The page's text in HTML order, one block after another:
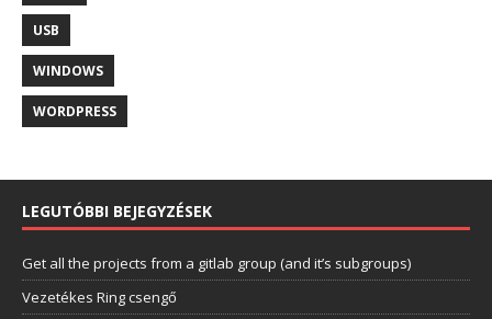
USB
WINDOWS
WORDPRESS
LEGUTÓBBI BEJEGYZÉSEK
Get all the projects from a gitlab group (and it’s subgroups)
Vezetékes Ring csengő